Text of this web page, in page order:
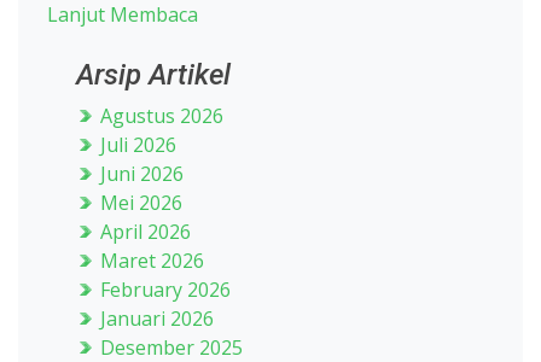
Lanjut Membaca
Arsip Artikel
Agustus 2026
Juli 2026
Juni 2026
Mei 2026
April 2026
Maret 2026
February 2026
Januari 2026
Desember 2025